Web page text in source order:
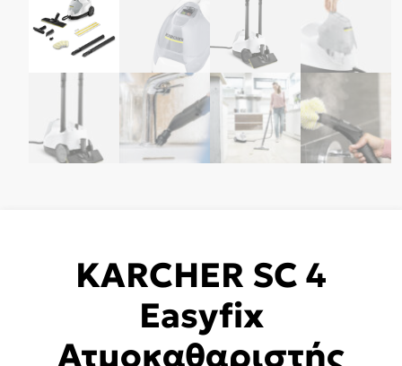
KARCHER SC 4
Easyfix
Ατμοκαθαριστής